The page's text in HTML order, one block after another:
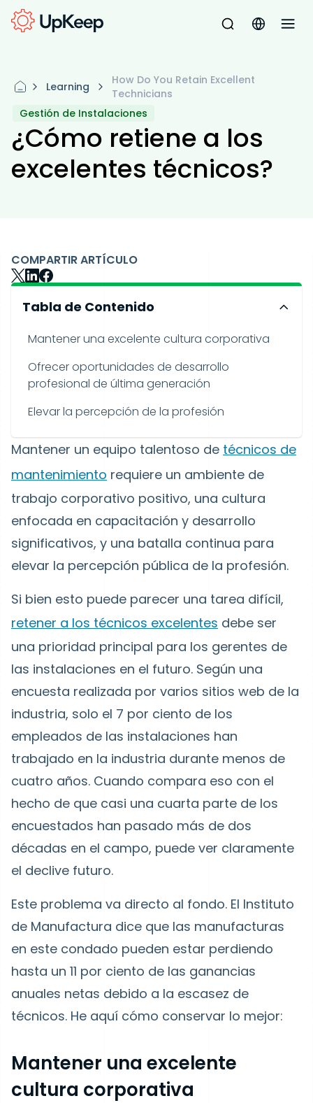
Learning
How Do You Retain Excellent
Technicians
Gestión de Instalaciones
¿Cómo retiene a los
excelentes técnicos?
COMPARTIR ARTÍCULO
Tabla de Contenido
Mantener una excelente cultura corporativa
Ofrecer oportunidades de desarrollo
profesional de última generación
Elevar la percepción de la profesión
Mantener un equipo talentoso de técnicos de
mantenimiento requiere un ambiente de
trabajo corporativo positivo, una cultura
enfocada en capacitación y desarrollo
significativos, y una batalla continua para
elevar la percepción pública de la profesión.
Si bien esto puede parecer una tarea difícil,
retener a los técnicos excelentes debe ser
una prioridad principal para los gerentes de
las instalaciones en el futuro. Según una
encuesta realizada por varios sitios web de la
industria, solo el 7 por ciento de los
empleados de las instalaciones han
trabajado en la industria durante menos de
cuatro años. Cuando compara eso con el
hecho de que casi una cuarta parte de los
encuestados han pasado más de dos
décadas en el campo, puede ver claramente
el declive futuro.
Este problema va directo al fondo. El Instituto
de Manufactura dice que las manufacturas
en este condado pueden estar perdiendo
hasta un 11 por ciento de las ganancias
anuales netas debido a la escasez de
técnicos. He aquí cómo conservar lo mejor:
Mantener una excelente
cultura corporativa